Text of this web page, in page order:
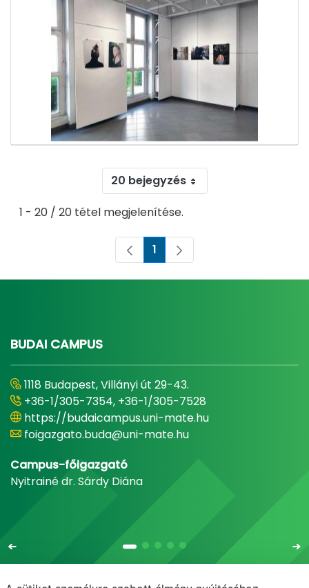
20 bejegyzés
1 - 20 / 20 tétel megjelenítése.
Oldal
1
BUDAI CAMPUS
1118 Budapest, Villányi út 29-43.
+36-1/305-7354, +36-1/305-7528
https://budaicampus.uni-mate.hu
foigazgato.buda@uni-mate.hu
Campus-főigazgató
Nyitrainé dr. Sárdy Diána